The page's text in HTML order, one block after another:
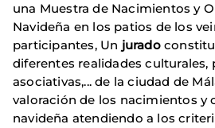
una Muestra de Nacimientos y
Navideña en los patios de los
participantes, Un jurado
diferentes realidades culturales,
asociativas,... de la ciudad de
valoración de los nacimientos y
navideña atendiendo a los